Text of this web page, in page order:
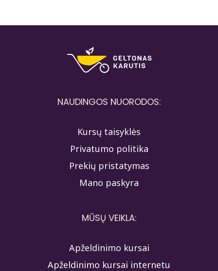
NAUDINGOS NUORODOS:
Kursų taisyklės
Privatumo politika
Prekių pristatymas
Mano paskyra
MŪSŲ VEIKLA:
Apželdinimo kursai
Apželdinimo kursai internetu